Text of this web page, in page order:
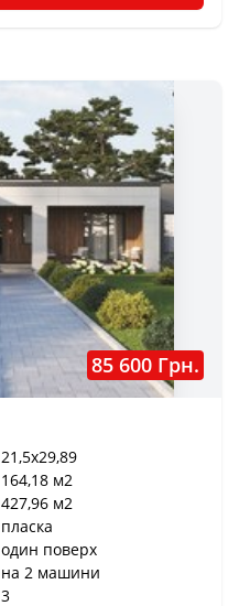
85 600 Грн.
21,5x29,89
164,18 м2
427,96 м2
пласка
один поверх
на 2 машини
3